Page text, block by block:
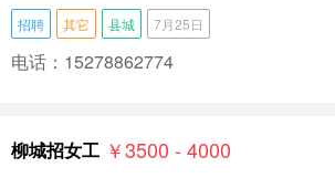
招聘 其它 县城 7月25日
电话：15278862774
柳城招女工 ￥3500 - 4000